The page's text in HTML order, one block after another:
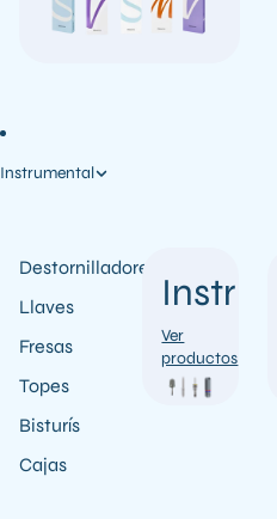
Instrumental
Destornilladores
Llaves
Fresas
Topes
Bisturís
Cajas
Ver
productos